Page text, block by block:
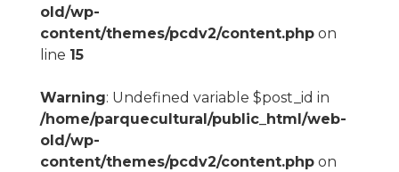
old/wp-
content/themes/pcdv2/content.phpon
line 15
Warning: Undefined variable $post_id in
/home/parquecultural/public_html/web-
old/wp-
content/themes/pcdv2/content.phpon